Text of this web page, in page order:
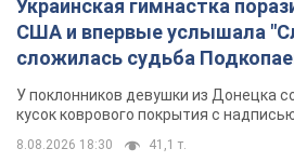
Украинская гимнастка
США и впервые услышала
сложилась судьба
лет назад завоевала
У поклонников девушки из Донецка
кусок коврового покрытия с
8.08.2026 18:30 41,1 т.